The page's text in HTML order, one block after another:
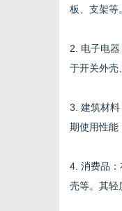
板、支架等
2. 电子电
于开关外壳
3. 建筑材
期使用性能
4. 消费品
壳等。其轻